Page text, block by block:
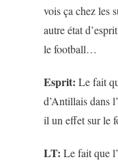
vois ça chez les
autre état
le football…
Esprit: Le fait
d’Antillais dans
il un effet sur le
LT: Le fait que